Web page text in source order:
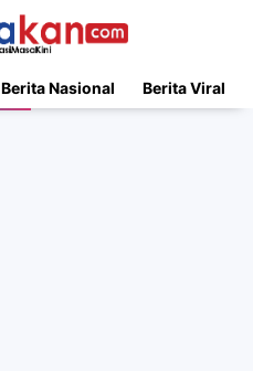
Berita Nasional Berita Viral